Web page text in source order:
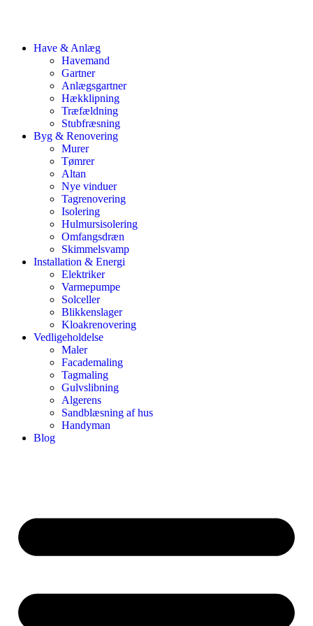
Have & Anlæg
Havemand
Gartner
Anlægsgartner
Hækklipning
Træfældning
Stubfræsning
Byg & Renovering
Murer
Tømrer
Altan
Nye vinduer
Tagrenovering
Isolering
Hulmursisolering
Omfangsdræn
Skimmelsvamp
Installation & Energi
Elektriker
Varmepumpe
Solceller
Blikkenslager
Kloakrenovering
Vedligeholdelse
Maler
Facademaling
Tagmaling
Gulvslibning
Algerens
Sandblæsning af hus
Handyman
Blog